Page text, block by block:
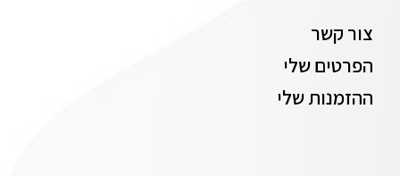
צור קשר
הפרטים שלי
ההזמנות שלי